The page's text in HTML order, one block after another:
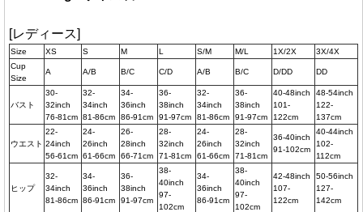
[レディース]
Size XS S M L S/M M/L 1X/2X
3X/4X
Cup
Size
A A/B B/C C/D A/B B/C D/DD DD
バスト
30-
32inch
76-81cm
32-
34inch
81-86cm
34-
36inch
86-91cm
36-
38inch
91-97cm
32-
34inch
81-86cm
36-
38inch
91-97cm
40-48inch
101-
122cm
48-54inch
122-
137cm
ウエスト
22-
24inch
56-61cm
24-
26inch
61-66cm
26-
28inch
66-71cm
28-
32inch
71-81cm
24-
26inch
61-66cm
28-
32inch
71-81cm
36-40inch
91-102cm
40-44inch
102-
112cm
ヒップ
32-
34inch
81-86cm
34-
36inch
86-91cm
36-
38inch
91-97cm
38-
40inch
97-
102cm
34-
36inch
86-91cm
38-
40inch
97-
102cm
42-48inch
107-
122cm
50-56inch
127-
142cm